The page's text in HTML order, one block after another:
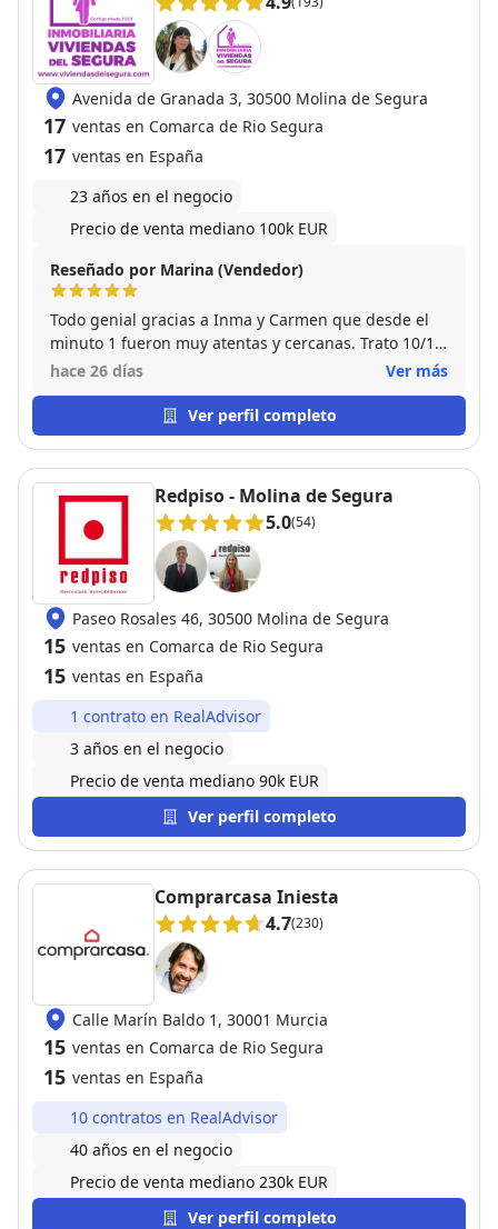
Avenida de Granada 3, 30500 Molina de Segura
17 ventas en Comarca de Rio Segura
17 ventas en España
23 años en el negocio
Precio de venta mediano 100k EUR
Reseñado por Marina (Vendedor)
Todo genial gracias a Inma y Carmen que desde el
minuto 1 fueron muy atentas y cercanas. Trato 10/10.
Gracias de corazón por todo.
hace 26 días Ver más
Ver perfil completo
Redpiso - Molina de Segura
5.0(54)
Paseo Rosales 46, 30500 Molina de Segura
15 ventas en Comarca de Rio Segura
15 ventas en España
1 contrato en RealAdvisor
3 años en el negocio
Precio de venta mediano 90k EUR
Ver perfil completo
Comprarcasa Iniesta
4.7(230)
Calle Marín Baldo 1, 30001 Murcia
15 ventas en Comarca de Rio Segura
15 ventas en España
10 contratos en RealAdvisor
40 años en el negocio
Precio de venta mediano 230k EUR
Ver perfil completo